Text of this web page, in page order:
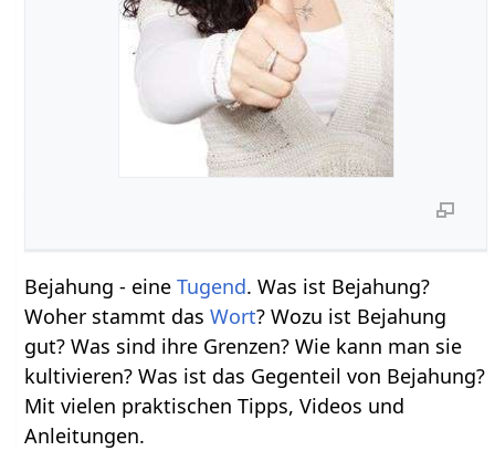
Bejahung - eineTugend. Was ist Bejahung?
Woher stammt dasWort? Wozu ist Bejahung
gut? Was sind ihre Grenzen? Wie kann man sie
kultivieren? Was ist das Gegenteil von Bejahung?
Mit vielen praktischen Tipps, Videos und
Anleitungen.